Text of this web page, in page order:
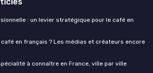
: un levier stratégique pour le café en
en français ? Les médias et créateurs encore
à connaître en France, ville par ville